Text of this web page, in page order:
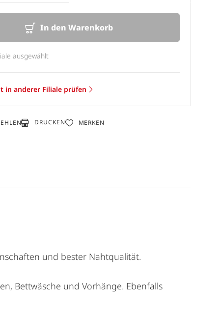
In den Warenkorb
ausgewählt
in anderer Filiale prüfen
DRUCKEN MERKEN
und bester Nahtqualität.
Bettwäsche und Vorhänge. Ebenfalls